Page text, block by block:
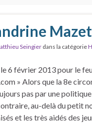
Seingier dans la catégorie
6 février 2013 pour le
» Alors que la 8e
pas par une
au-delà du petit
et les très aidés des